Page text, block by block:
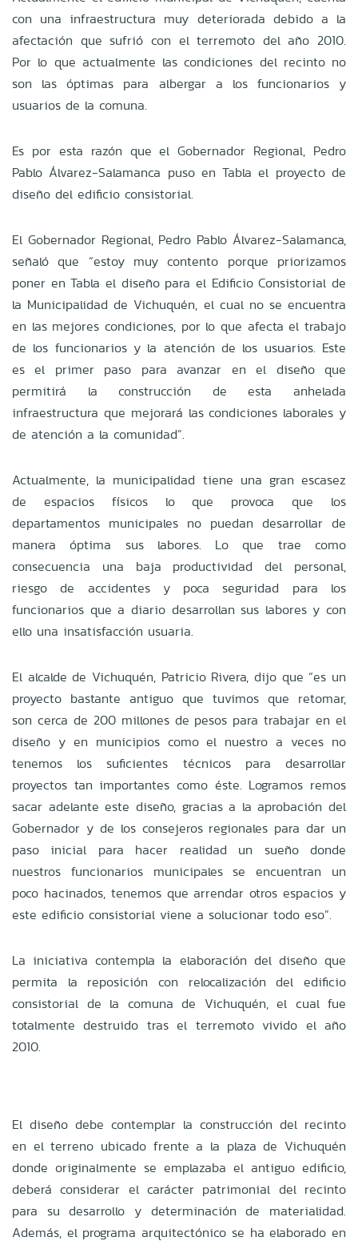
con una infraestructura muy deteriorada debido a la
afectación que sufrió con el terremoto del año 2010.
Por lo que actualmente las condiciones del recinto no
son las óptimas para albergar a los funcionarios y
usuarios de la comuna.
Es por esta razón que el Gobernador Regional, Pedro
Pablo Álvarez-Salamanca puso en Tabla el proyecto de
diseño del edificio consistorial.
El Gobernador Regional, Pedro Pablo Álvarez-Salamanca,
señaló que “estoy muy contento porque priorizamos
poner en Tabla el diseño para el Edificio Consistorial de
la Municipalidad de Vichuquén, el cual no se encuentra
en las mejores condiciones, por lo que afecta el trabajo
de los funcionarios y la atención de los usuarios. Este
es el primer paso para avanzar en el diseño que
permitirá la construcción de esta anhelada
infraestructura que mejorará las condiciones laborales y
de atención a la comunidad”.
Actualmente, la municipalidad tiene una gran escasez
de espacios físicos lo que provoca que los
departamentos municipales no puedan desarrollar de
manera óptima sus labores. Lo que trae como
consecuencia una baja productividad del personal,
riesgo de accidentes y poca seguridad para los
funcionarios que a diario desarrollan sus labores y con
ello una insatisfacción usuaria.
El alcalde de Vichuquén, Patricio Rivera, dijo que “es un
proyecto bastante antiguo que tuvimos que retomar,
son cerca de 200 millones de pesos para trabajar en el
diseño y en municipios como el nuestro a veces no
tenemos los suficientes técnicos para desarrollar
proyectos tan importantes como éste. Logramos remos
sacar adelante este diseño, gracias a la aprobación del
Gobernador y de los consejeros regionales para dar un
paso inicial para hacer realidad un sueño donde
nuestros funcionarios municipales se encuentran un
poco hacinados, tenemos que arrendar otros espacios y
este edificio consistorial viene a solucionar todo eso”.
La iniciativa contempla la elaboración del diseño que
permita la reposición con relocalización del edificio
consistorial de la comuna de Vichuquén, el cual fue
totalmente destruido tras el terremoto vivido el año
2010.
El diseño debe contemplar la construcción del recinto
en el terreno ubicado frente a la plaza de Vichuquén
donde originalmente se emplazaba el antiguo edificio,
deberá considerar el carácter patrimonial del recinto
para su desarrollo y determinación de materialidad.
Además, el programa arquitectónico se ha elaborado en